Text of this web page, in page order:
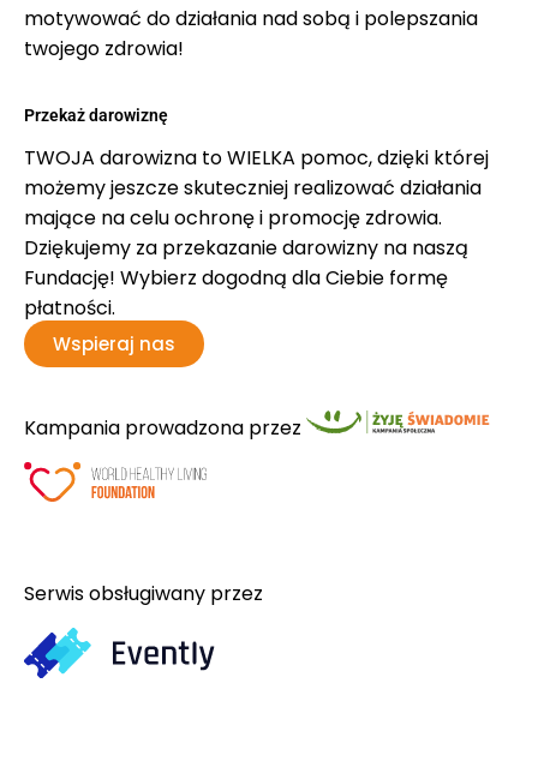
motywować do działania nad sobą i polepszania
twojego zdrowia!
Przekaż darowiznę
TWOJA darowizna to WIELKA pomoc, dzięki której
możemy jeszcze skuteczniej realizować działania
mające na celu ochronę i promocję zdrowia.
Dziękujemy za przekazanie darowizny na naszą
Fundację! Wybierz dogodną dla Ciebie formę
płatności.
Wspieraj nas
Kampania prowadzona przez
Serwis obsługiwany przez